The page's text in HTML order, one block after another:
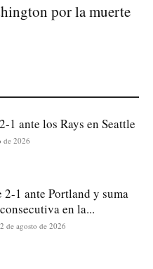
por la muerte
1 ante los Rays en Seattle
de 2026
2-1 ante Portland y suma
en la...
2 de agosto de 2026